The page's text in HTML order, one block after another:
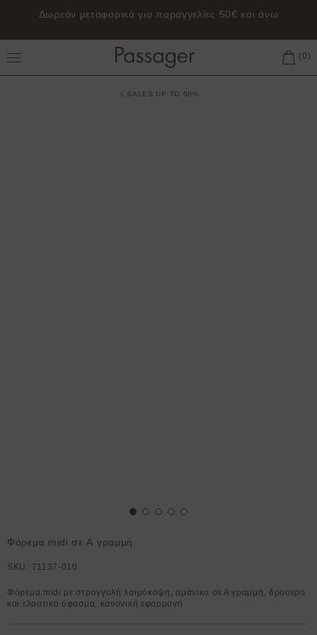
Δωρεάν μεταφορικά για παραγγελίες 50€ και άνω
Toggle Main Menu
SALES UP TO 50%
Φόρεμα midi σε Α γραμμή
SKU: 71137-010
Φόρεμα midi με στρογγυλή λαιμόκοψη, αμάνικο σε Α γραμμή, δροσερό
και ελαστικό ύφασμα, κανονική εφαρμογή